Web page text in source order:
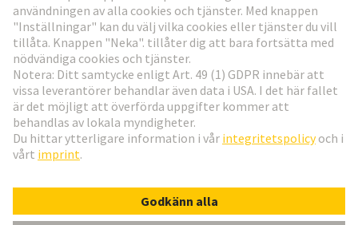
Social Media
Sverige
© Teknologi-koncernen HARTING